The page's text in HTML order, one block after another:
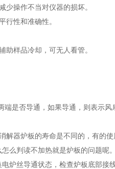
操作不当对仪器的损坏。
性和准确性。
样品冷却，可无人看管。
是否导通，如果导通，则表示风
解器炉板的寿命是不同的，有的
么判读不加热就是炉板的问题呢
炉丝导通状态，检查炉板底部接